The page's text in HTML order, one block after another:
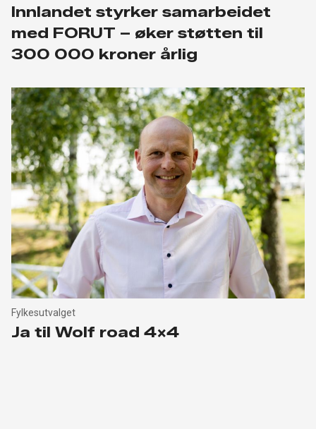
Innlandet styrker samarbeidet
med FORUT – øker støtten til
300 000 kroner årlig
Fylkesutvalget
Ja til Wolf road 4×4